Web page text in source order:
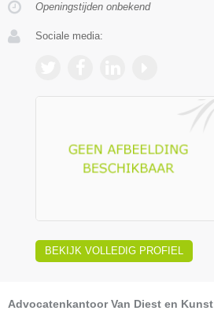
Openingstijden onbekend
Sociale media:
BEKIJK VOLLEDIG PROFIEL
Advocatenkantoor Van Diest en Kunst